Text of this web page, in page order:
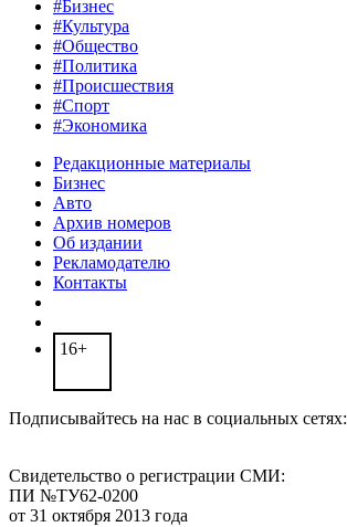
#Бизнес
#Культура
#Общество
#Политика
#Происшествия
#Спорт
#Экономика
Редакционные материалы
Бизнес
Авто
Архив номеров
Об издании
Рекламодателю
Контакты
16+
Подписывайтесь на нас в социальных сетях:
Свидетельство о регистрации СМИ:
ПИ №ТУ62-0200
от 31 октября 2013 года